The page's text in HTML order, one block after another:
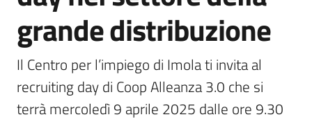
Servizi
I
centri
grande distribuzione
Il Centro per l’impiego di Imola ti invita al
recruiting day di Coop Alleanza 3.0 che si
terrà mercoledì 9 aprile 2025 dalle ore 9.30